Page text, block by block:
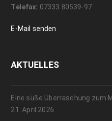
Telefax: 07333 80539-97
E-Mail senden
AKTUELLES
Eine süße Überraschung zum
21. April 2026